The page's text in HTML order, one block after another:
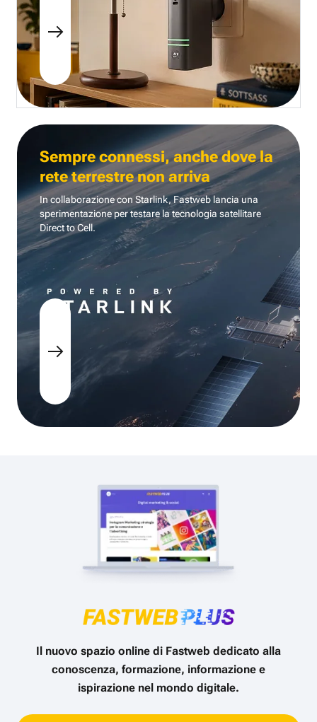
Sempre connessi, anche dove la
rete terrestre non arriva
In collaborazione con Starlink, Fastweb lancia una
sperimentazione per testare la tecnologia satellitare
Direct to Cell.
Il nuovo spazio online di Fastweb dedicato alla
conoscenza, formazione, informazione e
ispirazione nel mondo digitale.